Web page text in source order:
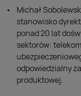
Michał
stanowisko
ponad 20 lat
sektorów:
odpowiedzialny
produktowej.